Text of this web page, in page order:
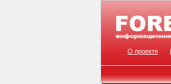
О проекте |